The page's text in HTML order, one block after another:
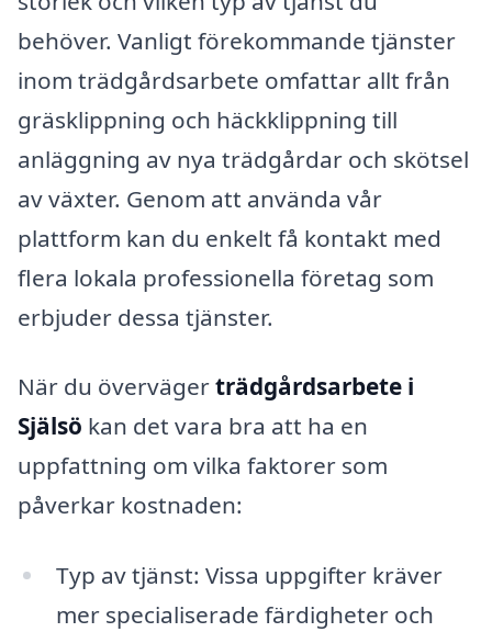
behöver. Vanligt förekommande tjänster
inom trädgårdsarbete omfattar allt från
gräsklippning och häckklippning till
anläggning av nya trädgårdar och skötsel
av växter. Genom att använda vår
plattform kan du enkelt få kontakt med
flera lokala professionella företag som
erbjuder dessa tjänster.
När du övervägerträdgårdsarbete i
Själsö kan det vara bra att ha en
uppfattning om vilka faktorer som
påverkar kostnaden:
Typ av tjänst: Vissa uppgifter kräver
mer specialiserade färdigheter och